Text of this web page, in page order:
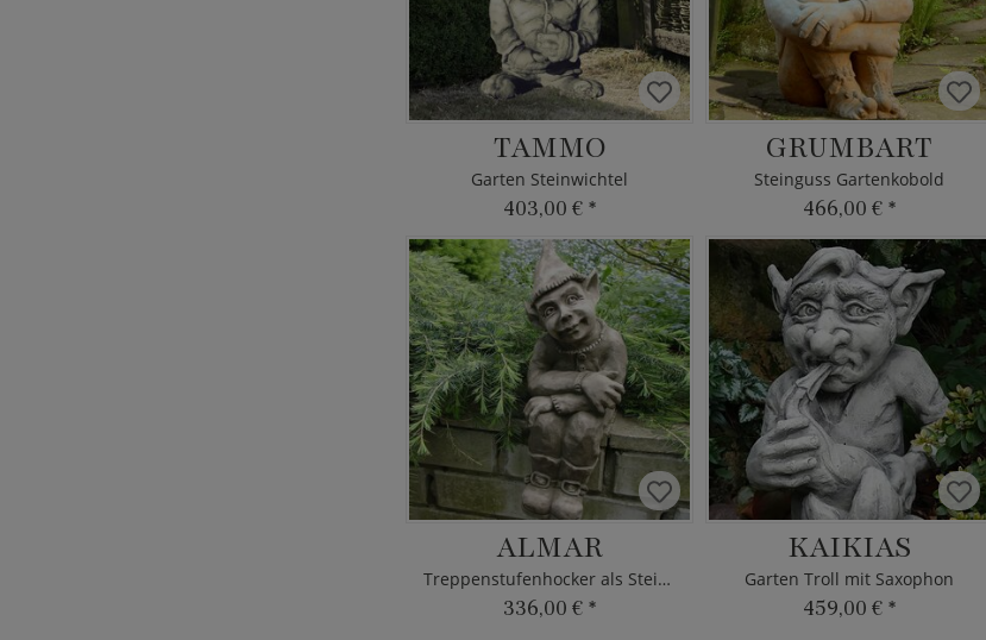
TAMMO
Garten Steinwichtel
403,00 € *
GRUMBART
Steinguss Gartenkobold
466,00 € *
ALMAR
Treppenstufenhocker als Steingussfigur
336,00 € *
KAIKIAS
Garten Troll mit Saxophon
459,00 € *